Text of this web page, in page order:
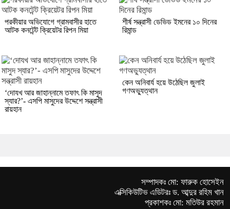
পরকীয়ার অভিযোগে গ্রামবাসীর হাতে
আটক কনটেন্ট ক্রিয়েটর রিপন মিয়া
শীর্ষ সন্ত্রাসী ডেভিড ইমনের ১০ দিনের
রিমান্ড
‘দোযখ আর জাহান্নামে তফাৎ কি মাসুদ
স্যার?’- এসপি মাসুদের উদ্দেশে সন্ত্রাসী
রায়হান
কেন অনিবার্য হয়ে উঠেছিল জুলাই
গণঅভ্যুত্থান
সম্পাদকঃ মো: ফারুক হোসেইন
এক্সিকিউটিভ এডিটরঃ ড. আব্দুর রহিম খান
প্রকাশকঃ মো: মতিউর রহমান